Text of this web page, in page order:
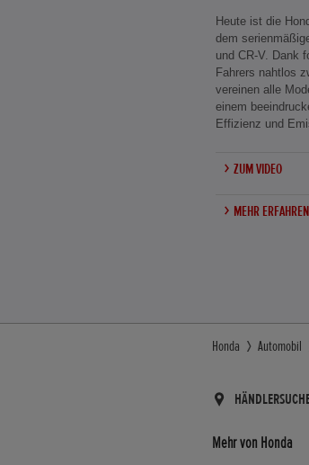
Heute ist die
dem
und CR-V. Dank
Fahrers nahtlos
vereinen alle
einem
Effizienz und
ZUM VIDEO
MEHR ERFAHREN
Honda Automobil
Mehr von Honda